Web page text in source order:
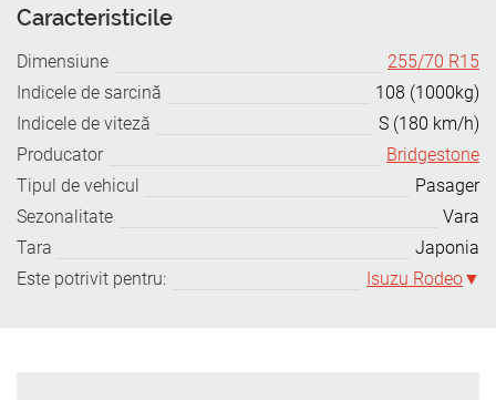
Caracteristicile
Dimensiune
255/70 R15
Indicele de sarcină
108 (1000kg)
Indicele de viteză
S (180 km/h)
Producator
Bridgestone
Tipul de vehicul
Pasager
Sezonalitate
Vara
Tara
Japonia
Este potrivit pentru:
Isuzu Rodeo